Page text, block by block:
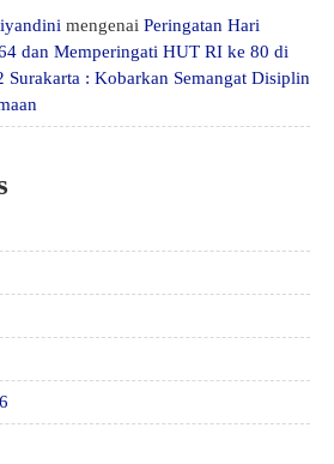
mengenai Peringatan Hari
dan Memperingati HUT RI ke 80 di
Surakarta : Kobarkan Semangat Disiplin